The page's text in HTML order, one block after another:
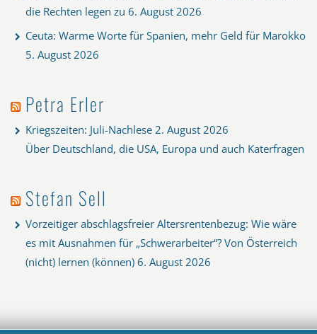
die Rechten legen zu 6. August 2026
Ceuta: Warme Worte für Spanien, mehr Geld für Marokko
5. August 2026
Petra Erler
Kriegszeiten: Juli-Nachlese 2. August 2026
Über Deutschland, die USA, Europa und auch Katerfragen
Stefan Sell
Vorzeitiger abschlagsfreier Altersrentenbezug: Wie wäre
es mit Ausnahmen für „Schwerarbeiter“? Von Österreich
(nicht) lernen (können) 6. August 2026